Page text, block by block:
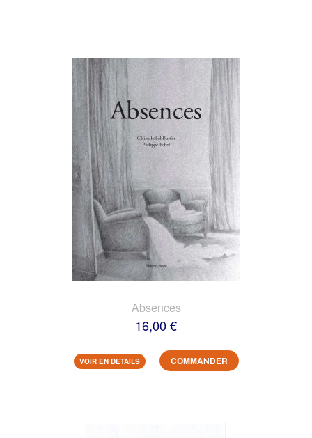
Absences
16,00 €
VOIR EN DETAILS COMMANDER